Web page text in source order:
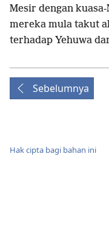
Mesir dengan
mereka mula takut
terhadap Yehuwa
Sebelumnya
Hak cipta bagi bahan ini